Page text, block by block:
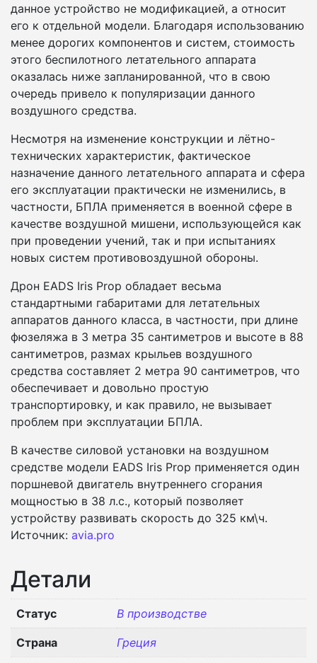
данное устройство не модификацией, а относит
его к отдельной модели. Благодаря использованию
менее дорогих компонентов и систем, стоимость
этого беспилотного летательного аппарата
оказалась ниже запланированной, что в свою
очередь привело к популяризации данного
воздушного средства.
Несмотря на изменение конструкции и лётно-
технических характеристик, фактическое
назначение данного летательного аппарата и сфера
его эксплуатации практически не изменились, в
частности, БПЛА применяется в военной сфере в
качестве воздушной мишени, использующейся как
при проведении учений, так и при испытаниях
новых систем противовоздушной обороны.
Дрон EADS Iris Prop обладает весьма
стандартными габаритами для летательных
аппаратов данного класса, в частности, при длине
фюзеляжа в 3 метра 35 сантиметров и высоте в 88
сантиметров, размах крыльев воздушного
средства составляет 2 метра 90 сантиметров, что
обеспечивает и довольно простую
транспортировку, и как правило, не вызывает
проблем при эксплуатации БПЛА.
В качестве силовой установки на воздушном
средстве модели EADS Iris Prop применяется один
поршневой двигатель внутреннего сгорания
мощностью в 38 л.с., который позволяет
устройству развивать скорость до 325 км\ч.
Источник: avia.pro
Детали
Статус В производстве
Страна Греция